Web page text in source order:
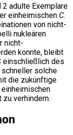
adulte Exemplare
einheimischen C.
von nicht-
nukleären
nicht-
konnte, bleibt
einschließlich des
schneller solche
die zukünftige
verhindern.